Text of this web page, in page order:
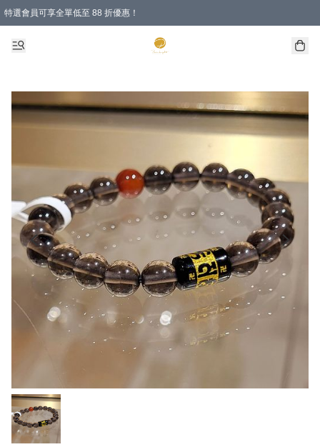
特選會員可享全單低至 88 折優惠！
購物滿 HKD 1000.00即享免運費優惠！（適用於 特定的送貨方式 )